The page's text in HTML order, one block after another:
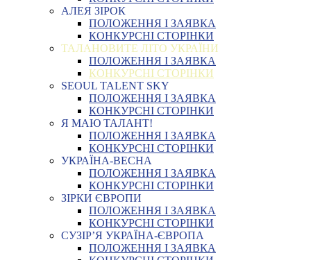
АЛЕЯ ЗІРОК
ПОЛОЖЕННЯ І ЗАЯВКА
КОНКУРСНІ СТОРІНКИ
ТАЛАНОВИТЕ ЛІТО УКРАЇНИ
ПОЛОЖЕННЯ І ЗАЯВКА
КОНКУРСНІ СТОРІНКИ
SEOUL TALENT SKY
ПОЛОЖЕННЯ І ЗАЯВКА
КОНКУРСНІ СТОРІНКИ
Я МАЮ ТАЛАНТ!
ПОЛОЖЕННЯ І ЗАЯВКА
КОНКУРСНІ СТОРІНКИ
УКРАЇНА-ВЕСНА
ПОЛОЖЕННЯ І ЗАЯВКА
КОНКУРСНІ СТОРІНКИ
ЗІРКИ ЄВРОПИ
ПОЛОЖЕННЯ І ЗАЯВКА
КОНКУРСНІ СТОРІНКИ
СУЗІР’Я УКРАЇНА-ЄВРОПА
ПОЛОЖЕННЯ І ЗАЯВКА